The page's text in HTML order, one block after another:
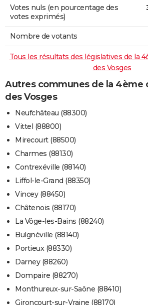
Votes nuls (en pourcentage des
votes exprimés)
Nombre de votants
Tous les résultats des législatives de la
des Vosges
Autres communes de la 4ème
des Vosges
Neufchâteau (88300)
Vittel (88800)
Mirecourt (88500)
Charmes (88130)
Contrexéville (88140)
Liffol-le-Grand (88350)
Vincey (88450)
Châtenois (88170)
La Vôge-les-Bains (88240)
Bulgnéville (88140)
Portieux (88330)
Darney (88260)
Dompaire (88270)
Monthureux-sur-Saône (88410)
Gironcourt-sur-Vraine (88170)